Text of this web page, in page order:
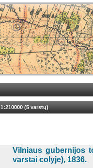
1:210000 (5 varstų)
Vilniaus gubernijos
varstai colyje), 1836.